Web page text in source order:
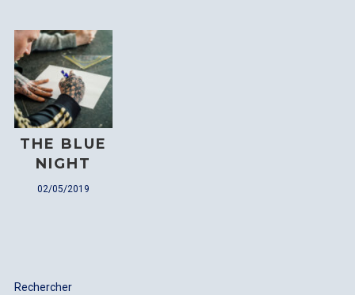
LOGIN
Username or email address
THE BLUE
NIGHT
02/05/2019
Rechercher